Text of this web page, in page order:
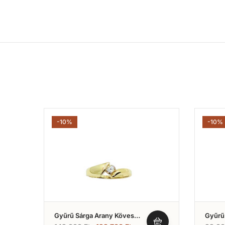
-10%
Gyűrű Sárga Arany Köves
Fazon (Nr.7A)
-10%